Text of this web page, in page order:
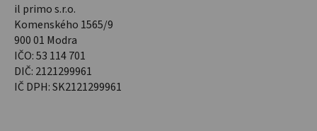
il primo s.r.o.
Komenského 1565/9
900 01 Modra
IČO: 53 114 701
DIČ: 2121299961
IČ DPH: SK2121299961